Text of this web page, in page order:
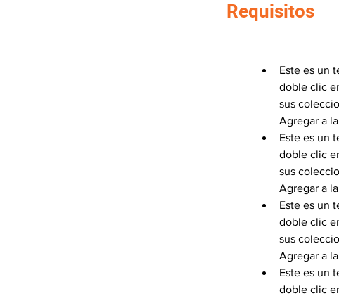
Requisitos
Este es un
doble clic
sus
Agregar a
Este es un
doble clic
sus
Agregar a
Este es un
doble clic
sus
Agregar a
Este es un
doble clic